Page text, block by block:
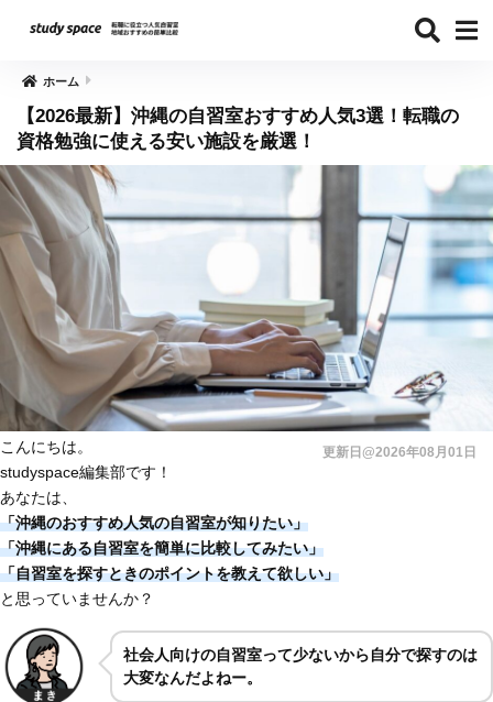
ホーム
【2026最新】沖縄の自習室おすすめ人気3選！転職の
資格勉強に使える安い施設を厳選！
更新日@2026年08月01日
こんにちは。
studyspace編集部です！
あなたは、
「沖縄のおすすめ人気の自習室が知りたい」
「沖縄にある自習室を簡単に比較してみたい」
「自習室を探すときのポイントを教えて欲しい」
と思っていませんか？
社会人向けの自習室って少ないから自分で探すのは
大変なんだよねー。